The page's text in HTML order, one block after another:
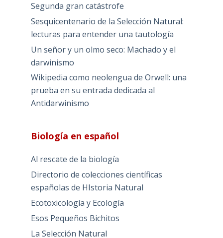
Segunda gran catástrofe
Sesquicentenario de la Selección Natural:
lecturas para entender una tautología
Un señor y un olmo seco: Machado y el
darwinismo
Wikipedia como neolengua de Orwell: una
prueba en su entrada dedicada al
Antidarwinismo
Biología en español
Al rescate de la biología
Directorio de colecciones científicas
españolas de HIstoria Natural
Ecotoxicología y Ecología
Esos Pequeños Bichitos
La Selección Natural